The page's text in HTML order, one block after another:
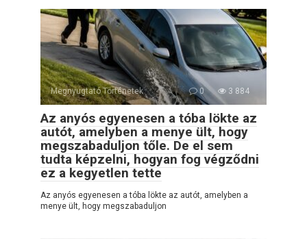
Megnyugtató Történetek 0 3 884
Az anyós egyenesen a tóba lökte az
autót, amelyben a menye ült, hogy
megszabaduljon tőle. De el sem
tudta képzelni, hogyan fog végződni
ez a kegyetlen tette
Az anyós egyenesen a tóba lökte az autót, amelyben a
menye ült, hogy megszabaduljon